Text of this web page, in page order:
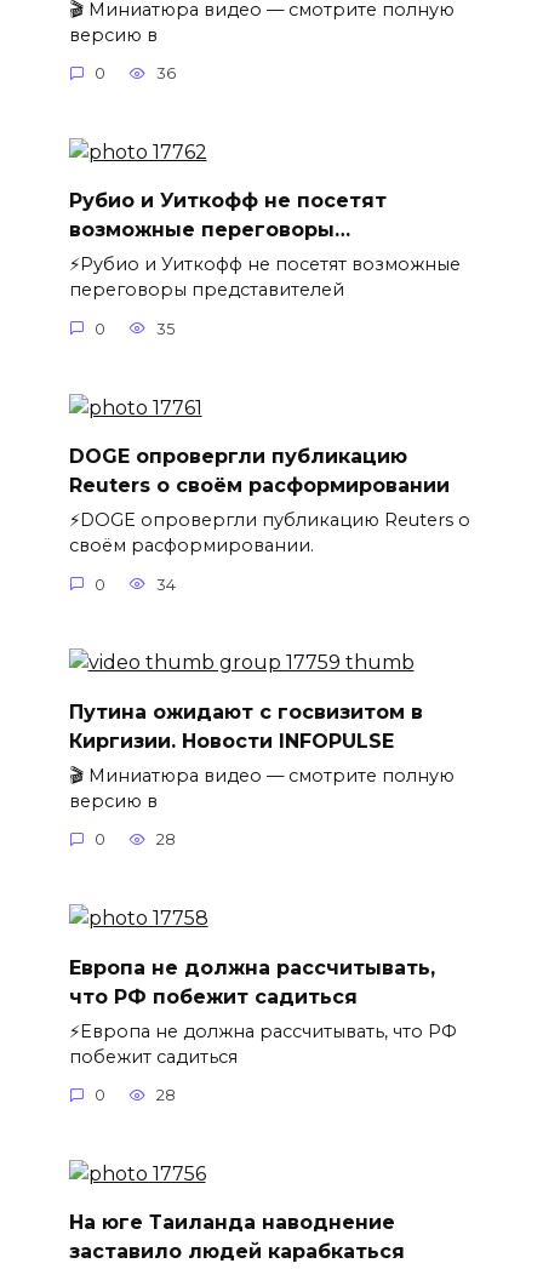
🎬 Миниатюра видео — смотрите полную
версию в
0 36
Рубио и Уиткофф не посетят
возможные переговоры…
⚡️Рубио и Уиткофф не посетят возможные
переговоры представителей
0 35
DOGE опровергли публикацию
Reuters о своём расформировании
⚡️DOGE опровергли публикацию Reuters о
своём расформировании.
0 34
Путина ожидают с госвизитом в
Киргизии. Новости INFOPULSE
🎬 Миниатюра видео — смотрите полную
версию в
0 28
Европа не должна рассчитывать,
что РФ побежит садиться
⚡️Европа не должна рассчитывать, что РФ
побежит садиться
0 28
На юге Таиланда наводнение
заставило людей карабкаться